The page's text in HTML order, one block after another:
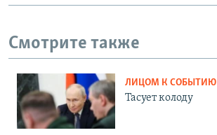
Смотрите также
ЛИЦОМ К СОБЫТИЮ
Тасует колоду